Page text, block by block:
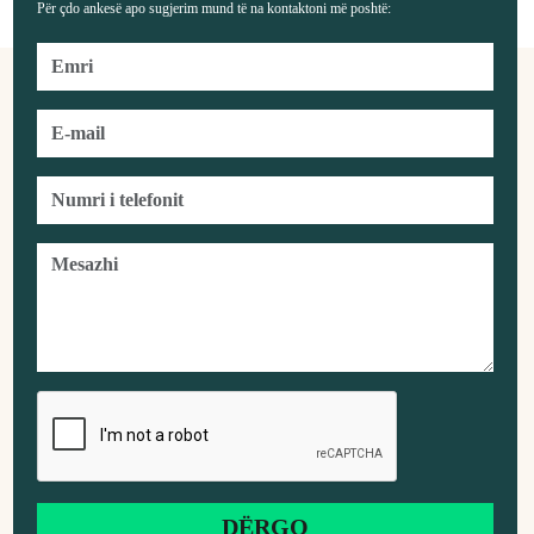
Për çdo ankesë apo sugjerim mund të na kontaktoni më poshtë: